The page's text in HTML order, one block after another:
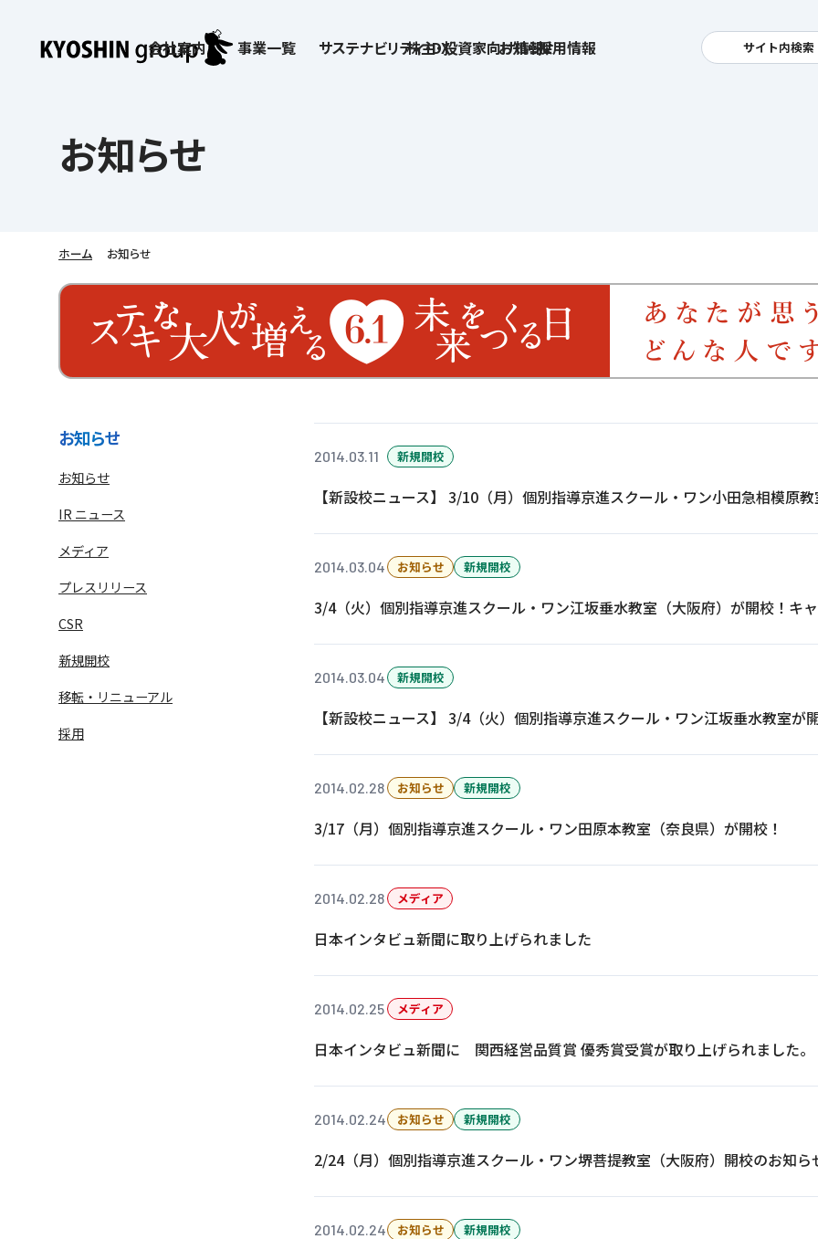
お知らせ
会社案内
企業理念
会社概要／組織図
ソーシャルメディア公式アカウント
事業一覧
語学学習や留学を支える ライフキャリアや就業を支える
ライフキャリアサービス一覧へ
育児
育児・暮らしサ
サステナビリティ・DX
お客さま満足度向上の取り組み
DX（デジタル変革）
DXビジョン・DX戦略
Kyoshin Digital Academy
情報セキュリティ方針
デジタルガバナンス方針
メッセージアーカイブス
株主・投資家向け情報
IR ニュース
株主・投資家の皆さまへ
連結業績・財務
採用情報
京進リクルートInstagram
中途採用
サイト内検索
お知らせ
ホーム お知らせ
お知らせ
お知らせ
IR ニュース
メディア
プレスリリース
CSR
新規開校
移転・リニューアル
採用
2014.03.11 新規開校
【新設校ニュース】 3/10（月）個別指導京進スクール・ワン小田急相模原
2014.03.04 お知らせ 新規開校
3/4（火）個別指導京進スクール・ワン江坂垂水教室（大阪府）が開校！キ
2014.03.04 新規開校
【新設校ニュース】 3/4（火）個別指導京進スクール・ワン江坂垂水教室が
2014.02.28 お知らせ 新規開校
3/17（月）個別指導京進スクール・ワン田原本教室（奈良県）が開校！
2014.02.28 メディア
日本インタビュ新聞に取り上げられました
2014.02.25 メディア
日本インタビュ新聞に 関西経営品質賞 優秀賞受賞が取り上げられました。
2014.02.24 お知らせ 新規開校
2/24（月）個別指導京進スクール・ワン堺菩提教室（大阪府）開校のお知ら
2014.02.24 お知らせ 新規開校